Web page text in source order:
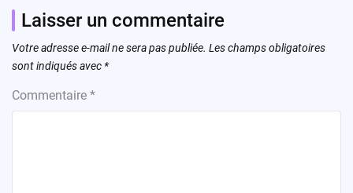
Laisser un commentaire
Votre adresse e-mail ne sera pas publiée. Les champs obligatoires
sont indiqués avec *
Commentaire *